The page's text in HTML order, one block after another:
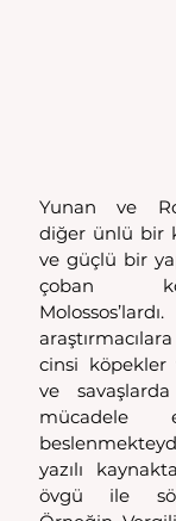
Yunan ve
diğer ünlü bir
ve güçlü bir
çoban
cinsi köpekler
ve
mücadele
yazılı
övgü ile